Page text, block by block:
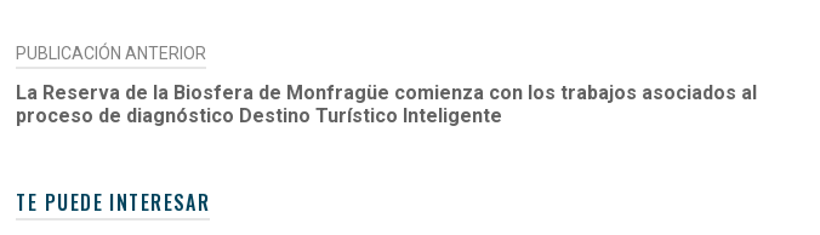
NAVEGACIÓN
DE
ENTRADAS
PUBLICACIÓN ANTERIOR
La Reserva de la Biosfera de Monfragüe comienza con los trabajos asociados al
proceso de diagnóstico Destino Turístico Inteligente
TE PUEDE INTERESAR